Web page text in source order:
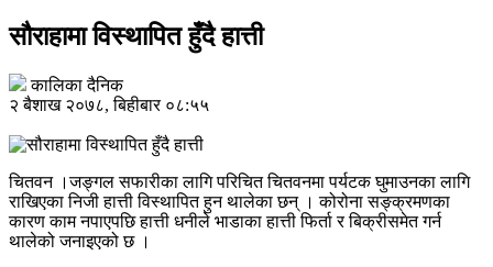
सौराहामा विस्थापित हुँदै हात्ती
कालिका दैनिक
२ बैशाख २०७८, बिहीबार ०८:५५
चितवन ।जङ्गल सफारीका लागि परिचित चितवनमा पर्यटक घुमाउनका लागि
राखिएका निजी हात्ती विस्थापित हुन थालेका छन् । कोरोना सङ्क्रमणका
कारण काम नपाएपछि हात्ती धनीले भाडाका हात्ती फिर्ता र बिक्रीसमेत गर्न
थालेको जनाइएको छ ।